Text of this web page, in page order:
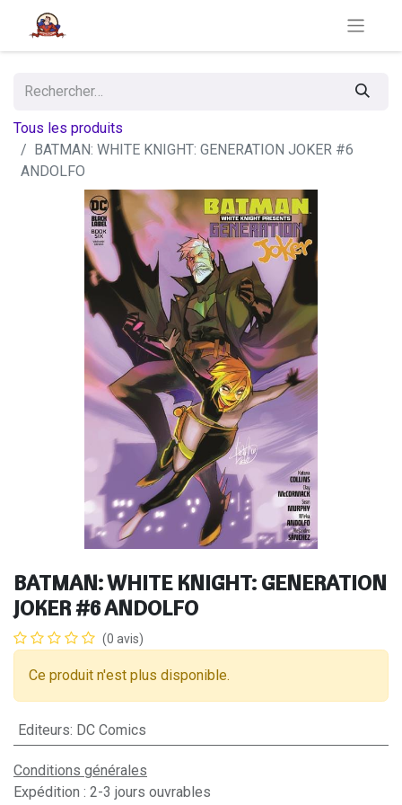
Tous les produits
BATMAN: WHITE KNIGHT: GENERATION JOKER #6
ANDOLFO
BATMAN: WHITE KNIGHT: GENERATION
JOKER #6 ANDOLFO
(0 avis)
Ce produit n'est plus disponible.
Editeurs: DC Comics
Conditions générales
Expédition : 2-3 jours ouvrables